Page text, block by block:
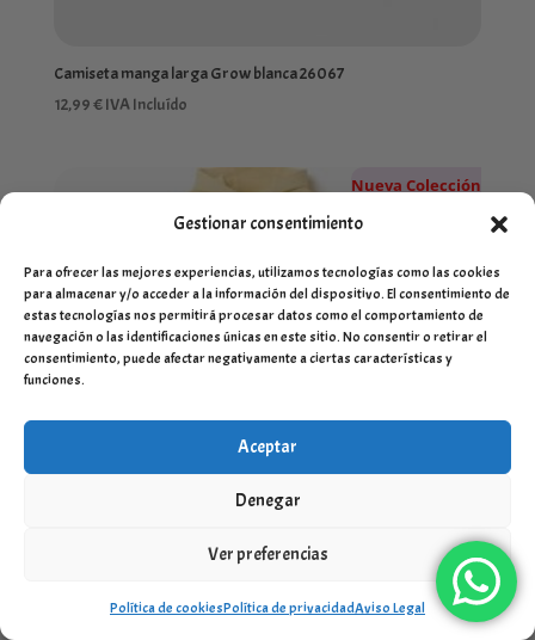
Gestionar consentimiento
Para ofrecer las mejores experiencias, utilizamos tecnologías como las cookies
para almacenar y/o acceder a la información del dispositivo. El consentimiento de
estas tecnologías nos permitirá procesar datos como el comportamiento de
navegación o las identificaciones únicas en este sitio. No consentir o retirar el
consentimiento, puede afectar negativamente a ciertas características y
funciones.
Aceptar
Denegar
Ver preferencias
Política de cookiesPolítica de privacidadAviso Legal
Camiseta manga larga Grow blanca 26067
12,99€IVA Incluído
Nueva Colección
Conjunto chándal amarillo sharpes of art